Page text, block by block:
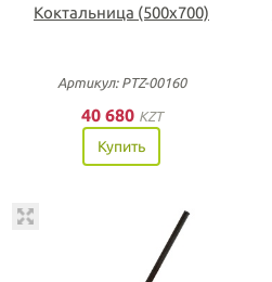
Коктальница (500х700)
Артикул: PTZ-00160
40 680 KZT
Купить